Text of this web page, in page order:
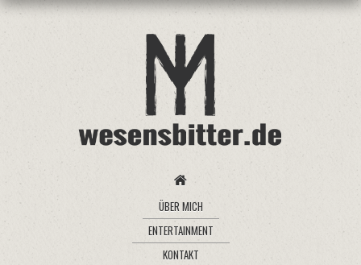
ÜBER MICH
ENTERTAINMENT
KONTAKT